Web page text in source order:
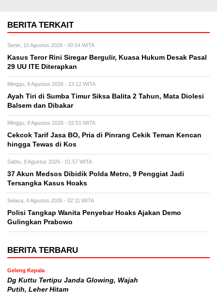
BERITA TERKAIT
Senin, 10 Agustus 2026 - 00:54 WITA
Kasus Teror Rini Siregar Bergulir, Kuasa Hukum Desak Pasal
29 UU ITE Diterapkan
Minggu, 9 Agustus 2026 - 13:12 WITA
Ayah Tiri di Sumba Timur Siksa Balita 2 Tahun, Mata Diolesi
Balsem dan Dibakar
Minggu, 9 Agustus 2026 - 02:51 WITA
Cekcok Tarif Jasa BO, Pria di Pinrang Cekik Teman Kencan
hingga Tewas di Kos
Sabtu, 8 Agustus 2026 - 01:57 WITA
37 Akun Medsos Dibidik Polda Metro, 9 Penggiat Jadi
Tersangka Kasus Hoaks
Selasa, 4 Agustus 2026 - 02:11 WITA
Polisi Tangkap Wanita Penyebar Hoaks Ajakan Demo
Gulingkan Prabowo
BERITA TERBARU
Geleng Kepala
Dg Kuttu Tertipu Janda Glowing, Wajah
Putih, Leher Hitam